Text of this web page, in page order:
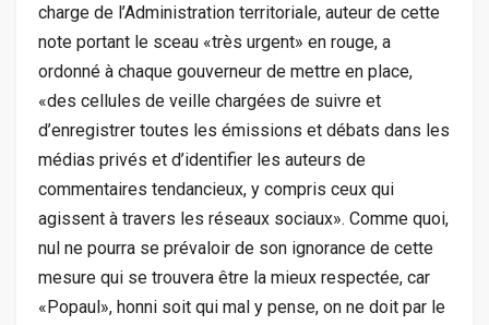
charge de l’Administration territoriale, auteur de cette
note portant le sceau «très urgent» en rouge, a
ordonné à chaque gouverneur de mettre en place,
«des cellules de veille chargées de suivre et
d’enregistrer toutes les émissions et débats dans les
médias privés et d’identifier les auteurs de
commentaires tendancieux, y compris ceux qui
agissent à travers les réseaux sociaux». Comme quoi,
nul ne pourra se prévaloir de son ignorance de cette
mesure qui se trouvera être la mieux respectée, car
«Popaul», honni soit qui mal y pense, on ne doit par le